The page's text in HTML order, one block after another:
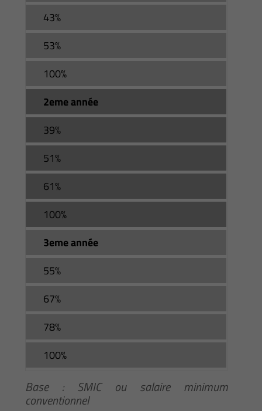
43%
53%
100%
2eme année
39%
51%
61%
100%
3eme année
55%
67%
78%
100%
Base : SMIC ou salaire minimum
conventionnel